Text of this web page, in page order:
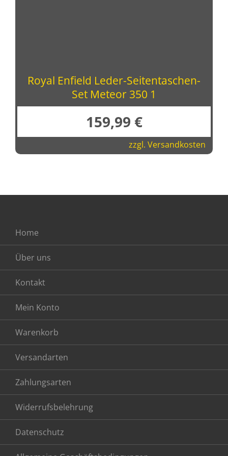
Royal Enfield Leder-Seitentaschen-
Set Meteor 350 1
159,99 €
zzgl. Versandkosten
Home
Über uns
Kontakt
Mein Konto
Warenkorb
Versandarten
Zahlungsarten
Widerrufsbelehrung
Datenschutz